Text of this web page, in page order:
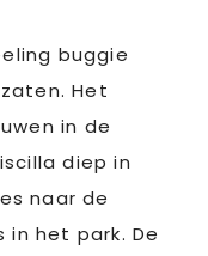
buggie
Het
in de
diep in
naar de
het park. De